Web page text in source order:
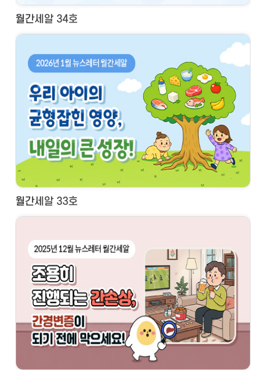
월간세알 34호
월간세알 33호